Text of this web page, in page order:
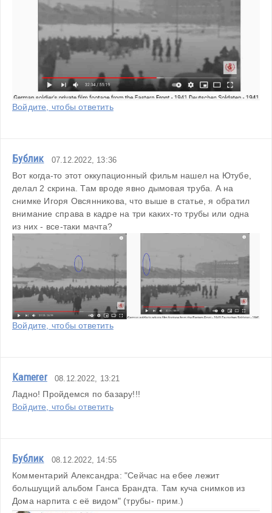
Войдите, чтобы ответить
Бублик 07.12.2022, 13:36
Вот когда-то этот оккупационный фильм нашел на Ютубе,
делал 2 скрина. Там вроде явно дымовая труба. А на
снимке Игоря Овсянникова, что выше в статье, я обратил
внимание справа в кадре на три каких-то трубы или одна
из них - все-таки мачта?
Войдите, чтобы ответить
Kamerer 08.12.2022, 13:21
Ладно! Пройдемся по базару!!!
Войдите, чтобы ответить
Бублик 08.12.2022, 14:55
Комментарий Александра: "Сейчас на ебее лежит
большущий альбом Ганса Брандта. Там куча снимков из
Дома нарпита с её видом" (трубы- прим.)